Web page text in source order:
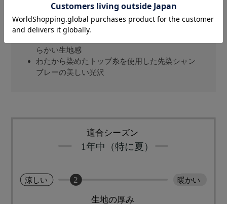
で一番ひんやり、麻100％使用
汗をかいても、近江ちぢみ、独特の凸凹、シボ
があることで肌にはりつかず、べたつかない
らかい生地感
わたから染めたトップ糸を使用した先染シャン
ブレーの美しい光沢